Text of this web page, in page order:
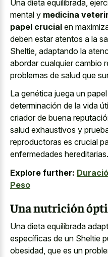
Una dieta equilibrada,
mental y medicina
papel crucial en
deben estar atentos a la
Sheltie, adaptando la
abordar cualquier cambio
problemas de salud que
La genética juega un
determinación de la vida
criador de buena
salud exhaustivos y
reproductoras es crucial
enfermedades hereditarias.
Explore further:
Peso
Una nutrición
Una dieta equilibrada
específicas de un Sheltie
obesidad, que es un